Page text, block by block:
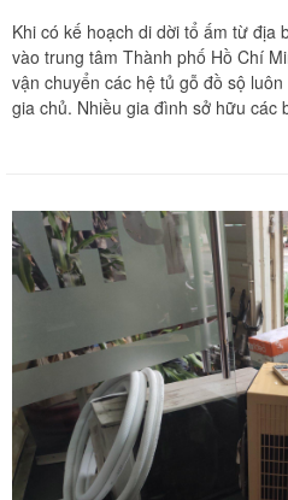
Khi có kế hoạch di dời tổ ấm từ địa
vào trung tâm Thành phố Hồ Chí
vận chuyển các hệ tủ gỗ đồ sộ
gia chủ. Nhiều gia đình sở hữu các
các đơn vị chuyển dọn thông
thông bốc xếp thô sơ, dẫn đến rủi
mộng gỗ hoặc sứt mẻ bề mặt sơn
kiếm một đơn vị dọn nhà chuyên
cao đi kèm theo xe với mức chi phí
ưu nhất để bảo vệ vẹn toàn tài
Khôi Nguyên tự hào mang đến giải
hợp đội thợ mộc mộc mỹ nghệ
nguyên mọi cấu trúc mộc của gia
vấn phương án và nhận báo giá
hotline hỗ trợ liên tục 24 trên 7
366 628 để nhận phản hồi siêu tốc